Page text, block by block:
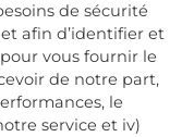
de sécurité
afin d’identifier et
vous fournir le
de notre part,
le
service et iv)